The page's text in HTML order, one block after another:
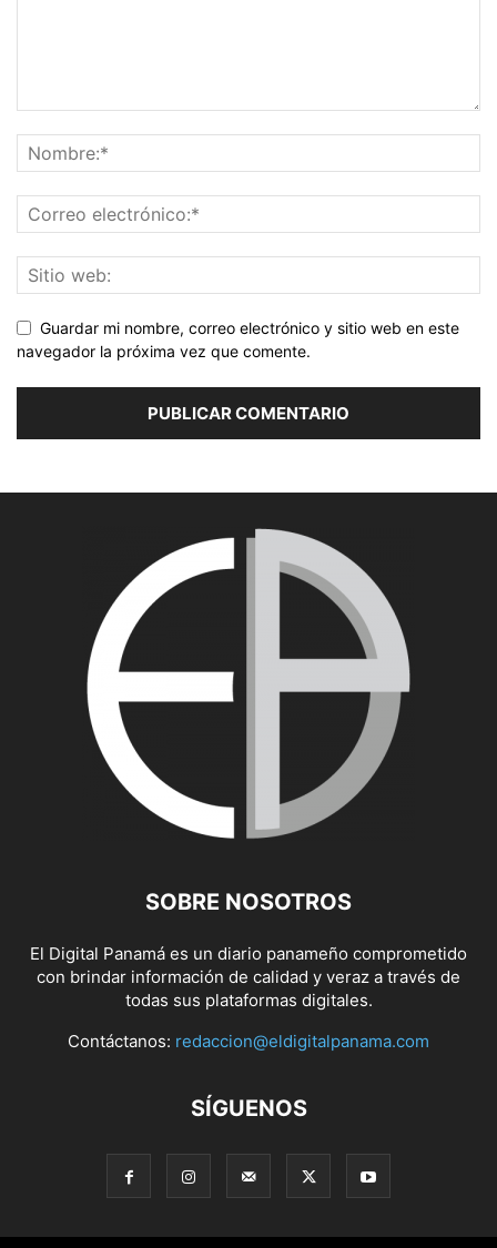
Guardar mi nombre, correo electrónico y sitio web en este
navegador la próxima vez que comente.
SOBRE NOSOTROS
El Digital Panamá es un diario panameño comprometido
con brindar información de calidad y veraz a través de
todas sus plataformas digitales.
Contáctanos: redaccion@eldigitalpanama.com
SÍGUENOS